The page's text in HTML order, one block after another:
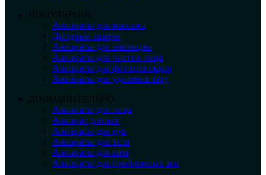
ПОПУЛЯРНОЕ
Аппараты для массажа
Диодные лазеры
Аппараты для эпиляции
Аппараты для чистки лица
Аппараты для фотоэпиляции
Аппараты для удаления тату
ДОПОЛНИТЕЛЬНО
Аппараты для лица
Аппарат для ног
Аппараты для рук
Аппараты для тела
Аппараты для шеи
Аппараты для проблемных зон